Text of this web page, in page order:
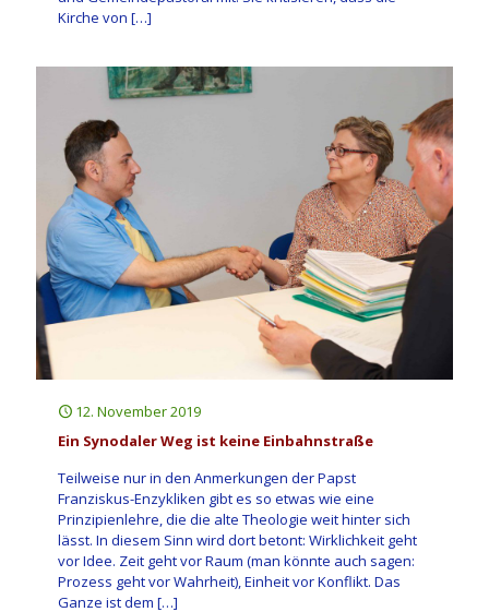
Kirche von […]
12. November 2019
Ein Synodaler Weg ist keine Einbahnstraße
Teilweise nur in den Anmerkungen der Papst
Franziskus-Enzykliken gibt es so etwas wie eine
Prinzipienlehre, die die alte Theologie weit hinter sich
lässt. In diesem Sinn wird dort betont: Wirklichkeit geht
vor Idee. Zeit geht vor Raum (man könnte auch sagen:
Prozess geht vor Wahrheit), Einheit vor Konflikt. Das
Ganze ist dem […]